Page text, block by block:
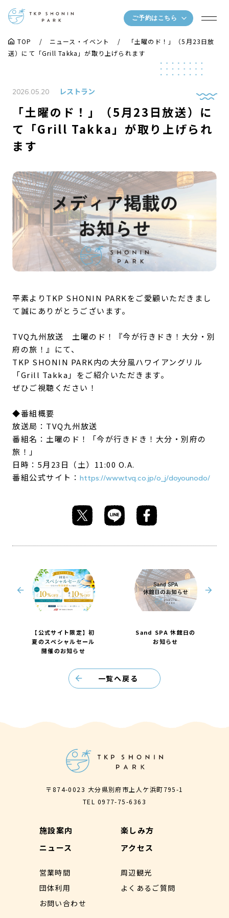
ご予約はこちら
TOP ニュース・イベント
「土曜のド！」（5月23日放
送）にて「Grill Takka」が取り上げられます
2026.05.20 レストラン
「土曜のド！」（5月23日放送）に
て「Grill Takka」が取り上げられ
ます
平素よりTKP SHONIN PARKをご愛顧いただきまし
て誠にありがとうございます。
TVQ九州放送 土曜のド！『今が行きドき！大分・別
府の旅！』にて、
TKP SHONIN PARK内の大分風ハワイアングリル
「Grill Takka」をご紹介いただきます。
ぜひご視聴ください！
◆番組概要
放送局：TVQ九州放送
番組名：土曜のド！「今が行きドき！大分・別府の
旅！」
日時：5月23日（土）11:00 O.A.
番組公式サイト： https://www.tvq.co.jp/o_j/doyounodo/
【公式サイト限定】初
夏のスペシャルセール
開催のお知らせ
一覧へ戻る
Sand SPA 休館日の
お知らせ
〒874-0023 大分県別府市上人ケ浜町795-1
TEL 0977-75-6363
施設案内
楽しみ方
ニュース
アクセス
営業時間
周辺観光
団体利用
よくあるご質問
お問い合わせ